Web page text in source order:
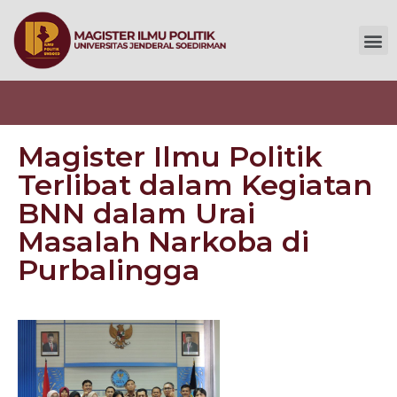
Magister Ilmu Politik
Terlibat dalam Kegiatan
BNN dalam Urai
Masalah Narkoba di
Purbalingga